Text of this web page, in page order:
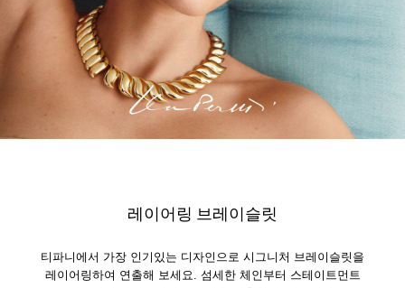
레이어링 브레이슬릿
티파니에서 가장 인기있는 디자인으로 시그니처 브레이슬릿을
레이어링하여 연출해 보세요. 섬세한 체인부터 스테이트먼트